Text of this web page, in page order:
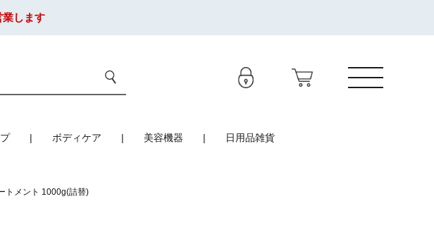
業します
ボディケア 美容機器 日用品雑貨
トメント 1000g(詰替)